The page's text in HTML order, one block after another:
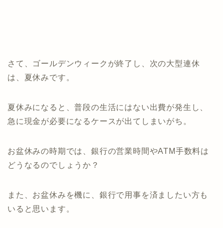
さて、ゴールデンウィークが終了し、次の大型連休
は、夏休みです。
夏休みになると、普段の生活にはない出費が発生し、
急に現金が必要になるケースが出てしまいがち。
お盆休みの時期では、銀行の営業時間やATM手数料は
どうなるのでしょうか？
また、お盆休みを機に、銀行で用事を済ましたい方も
いると思います。